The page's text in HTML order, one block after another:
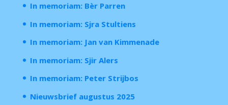
In memoriam: Bèr Parren
In memoriam: Sjra Stultiens
In memoriam: Jan van Kimmenade
In memoriam: Sjir Alers
In memoriam: Peter Strijbos
Nieuwsbrief augustus 2025